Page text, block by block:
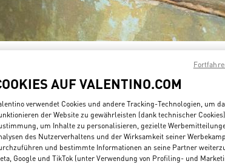
NEUHEITEN
AUF VALENTINO.COM
verwendet Cookies und andere Tracking-Technologien, um
der Website zu gewährleisten (dank technischer
um Inhalte zu personalisieren, gezielte
des Nutzerverhaltens und der Wirksamkeit seiner
und bestimmte Informationen an seine Partner
Google und TikTok (unter Verwendung von Profiling- und